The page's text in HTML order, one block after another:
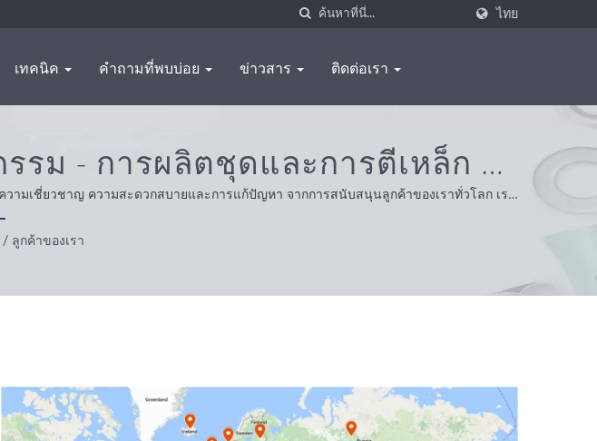
ไทย
เทคนิค คำถามที่พบบ่อย ข่าวสาร ติดต่อเรา
รม - การผลิตชุดและการตีเหล็ก |
ามเชี่ยวชาญ ความสะดวกสบายและการแก้ปัญหา จากการสนับสนุนลูกค้าของเราทั่วโลก เรา
ะเป็นที่เชื่อถือให้บริการและผลิตภัณฑ์ที่ดีที่สุด
/ ลูกค้าของเรา